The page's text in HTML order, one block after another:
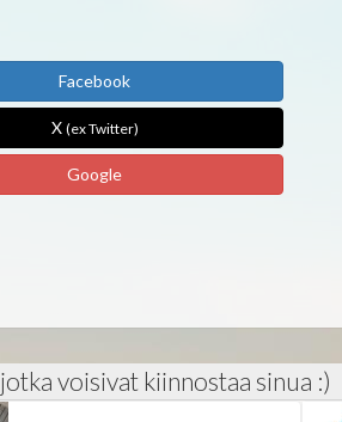
Facebook
X (ex Twitter)
Google
voisivat kiinnostaa sinua :)